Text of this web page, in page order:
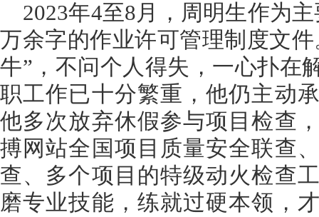
2023年4至8月，周明生作为
万余字的作业许可管理制度文
牛”，不问个人得失，一心扑在
职工作已十分繁重，他仍主动
他多次放弃休假参与项目检查
搏网站全国项目质量安全联查
查、多个项目的特级动火检查
磨专业技能，练就过硬本领，